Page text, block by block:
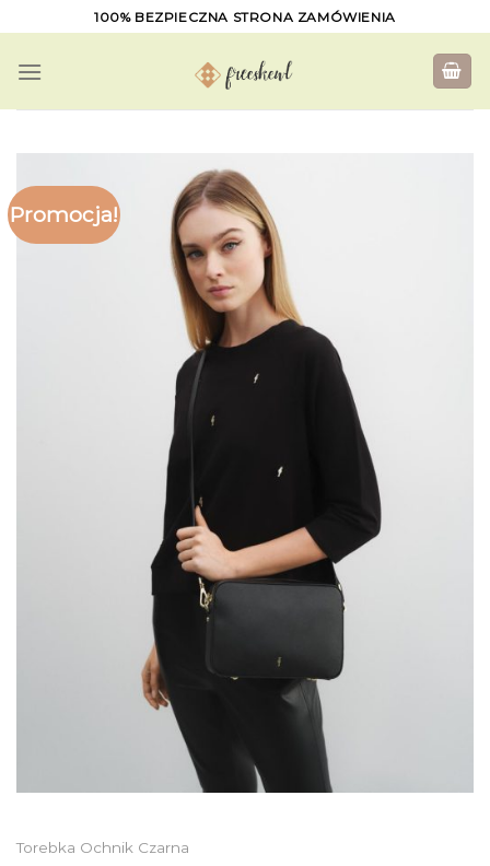
to
content
100% BEZPIECZNA STRONA ZAMÓWIENIA
Promocja!
Torebka Ochnik Czarna